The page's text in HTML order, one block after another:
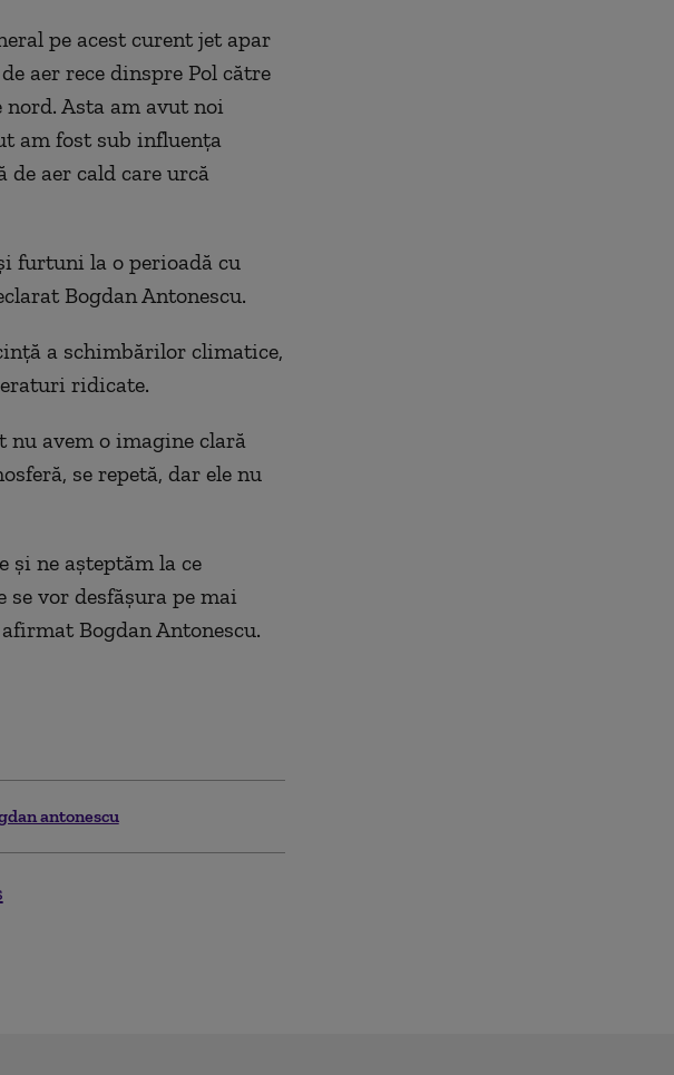
pe acest curent jet apar
aer rece dinspre Pol către
Asta am avut noi
am fost sub influența
de aer cald care urcă
furtuni la o perioadă cu
Bogdan Antonescu.
a schimbărilor climatice,
ridicate.
avem o imagine clară
se repetă, dar ele nu
și ne așteptăm la ce
se vor desfășura pe mai
Bogdan Antonescu.
antonescu